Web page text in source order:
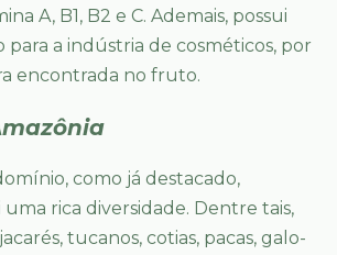
A, B1, B2 e C. Ademais, possui
para a indústria de cosméticos, por
encontrada no fruto.
como já destacado,
rica diversidade. Dentre tais,
tucanos, cotias, pacas, galo-